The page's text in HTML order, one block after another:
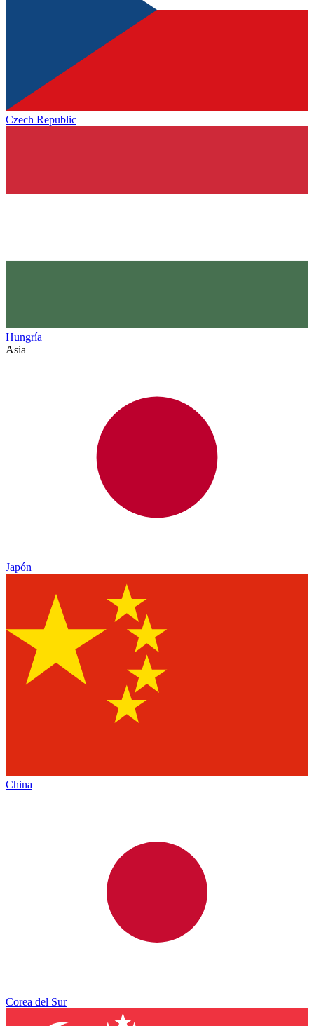
Czech Republic
Hungría
Asia
Japón
China
Corea del Sur